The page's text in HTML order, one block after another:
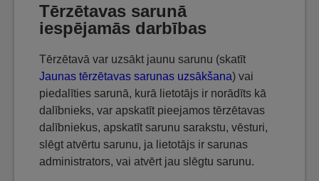
Tērzētavas sarunā
iespējamās darbības
Tērzētavā var uzsākt jaunu sarunu (skatīt
Jaunas tērzētavas sarunas uzsākšana) vai
piedalīties sarunā, kurā lietotājs ir norādīts kā
dalībnieks, var apskatīt pieejamos tērzētavas
dalībniekus, apskatīt sarunu sarakstu, vēsturi,
slēgt atvērtu sarunu, ja lietotājs ir sarunas
administrators, vai atvērt jau slēgtu sarunu.